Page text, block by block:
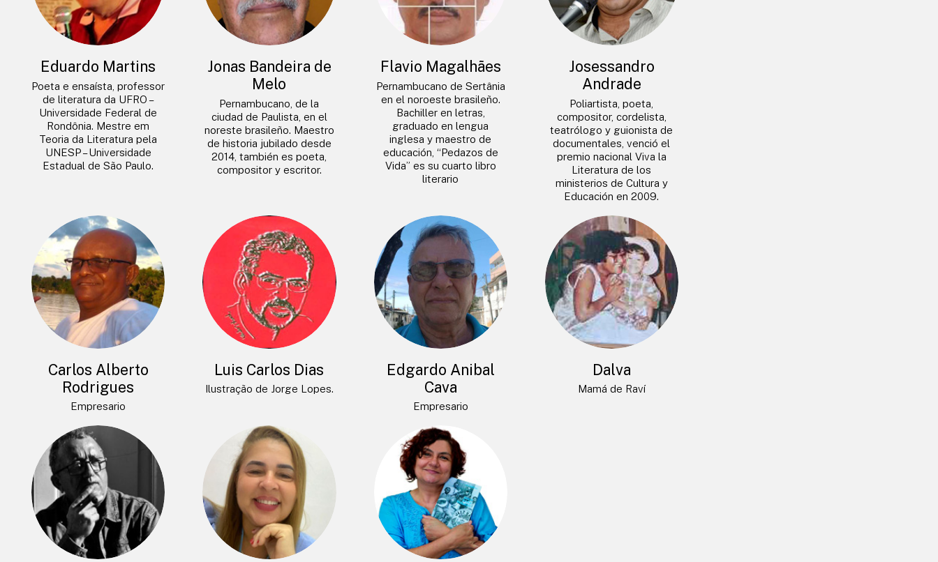
Eduardo Martins
Poeta e ensaísta, professor
de literatura da UFRO –
Universidade Federal de
Rondônia. Mestre em
Teoria da Literatura pela
UNESP – Universidade
Estadual de São Paulo.
Jonas Bandeira de
Melo
Pernambucano, de la
ciudad de Paulista, en el
noreste brasileño. Maestro
de historia jubilado desde
2014, también es poeta,
compositor y escritor.
Flavio Magalhães
Pernambucano de Sertânia
en el noroeste brasileño.
Bachiller en letras,
graduado en lengua
inglesa y maestro de
educación, “Pedazos de
Vida” es su cuarto libro
literario
Josessandro
Andrade
Poliartista, poeta,
compositor, cordelista,
teatrólogo y guionista de
documentales, venció el
premio nacional Viva la
Literatura de los
ministerios de Cultura y
Educación en 2009.
Carlos Alberto
Rodrigues
Empresario
Luis Carlos Dias
Ilustração de Jorge Lopes.
Edgardo Anibal
Cava
Empresario
Dalva
Mamá de Raví